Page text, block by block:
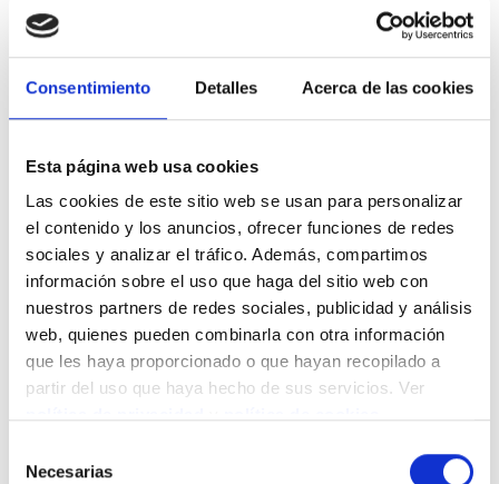
Consentimiento Detalles Acerca de las cookies
Esta página web usa cookies
Las cookies de este sitio web se usan para personalizar
el contenido y los anuncios, ofrecer funciones de redes
sociales y analizar el tráfico. Además, compartimos
información sobre el uso que haga del sitio web con
nuestros partners de redes sociales, publicidad y análisis
web, quienes pueden combinarla con otra información
que les haya proporcionado o que hayan recopilado a
partir del uso que haya hecho de sus servicios. Ver
Necesarias
Entre todos los dossieres presentados se seleccionarán
cuatro ganadores que recibirán una
dotación económica
de 1.500 €brutos. Cada uno. Además, los proyectos
seleccionados permanecerá expuesto desde primeros de
de nuestros restaurantes Lateral de Madrid:LTL
Ana.
Si quieres participar, puedes consultar aquí lasBases del
Segundo Premio ArteLateral - Open Studio
Partagez ce contenu